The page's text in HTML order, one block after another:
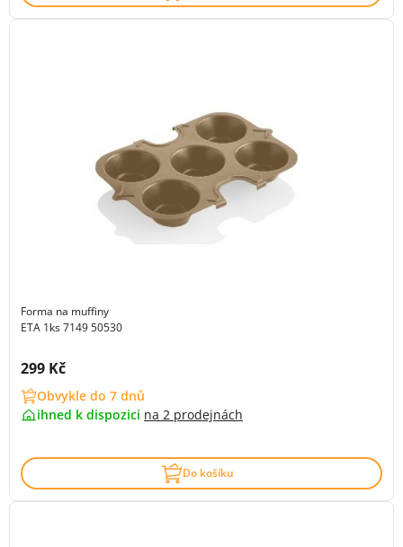
Forma na muffiny
ETA 1ks 7149 50530
Cena s DPH:
299 Kč
Obvykle do 7 dnů
ihned k dispozici na 2 prodejnách
Do košíku